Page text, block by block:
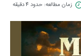
زمان مطالعه: حدود 4 دقیقه